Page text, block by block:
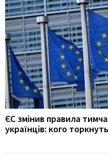
ЄС змінив правила
українців: кого